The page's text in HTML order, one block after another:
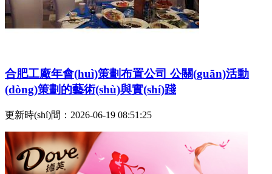
合肥工廠年會(huì)策劃布置公司 公關(guān)活動
(dòng)策劃的藝術(shù)與實(shí)踐
更新時(shí)間：2026-06-19 08:51:25